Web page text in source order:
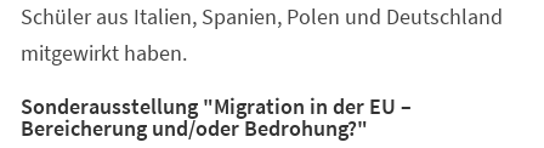
Schüler aus Italien, Spanien, Polen und Deutschland
mitgewirkt haben.
Sonderausstellung "Migration in der EU –
Bereicherung und/oder Bedrohung?"